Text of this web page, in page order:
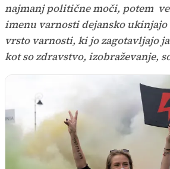
najmanj politične moči, potem
imenu varnosti dejansko ukinjajo
vrsto varnosti, ki jo zagotavljajo
kot so zdravstvo, izobraževanje,